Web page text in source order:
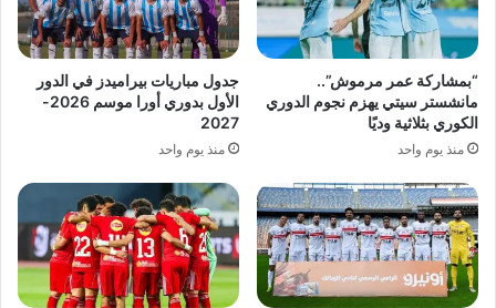
“بمشاركة عمر مرموش”..
مانشستر سيتي يهزم نجوم الدوري
الكوري بثلاثية وديًا
منذ يوم واحد
جدول مباريات بيراميدز في الدور
الأول بدوري أورا موسم 2026-
2027
منذ يوم واحد